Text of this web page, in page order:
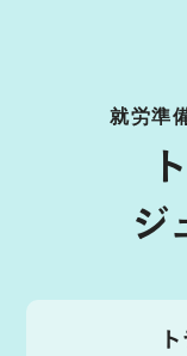
就労準
ジ